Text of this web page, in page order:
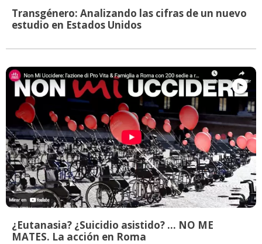
Transgénero: Analizando las cifras de un nuevo
estudio en Estados Unidos
¿Eutanasia? ¿Suicidio asistido? ... NO ME
MATES. La acción en Roma